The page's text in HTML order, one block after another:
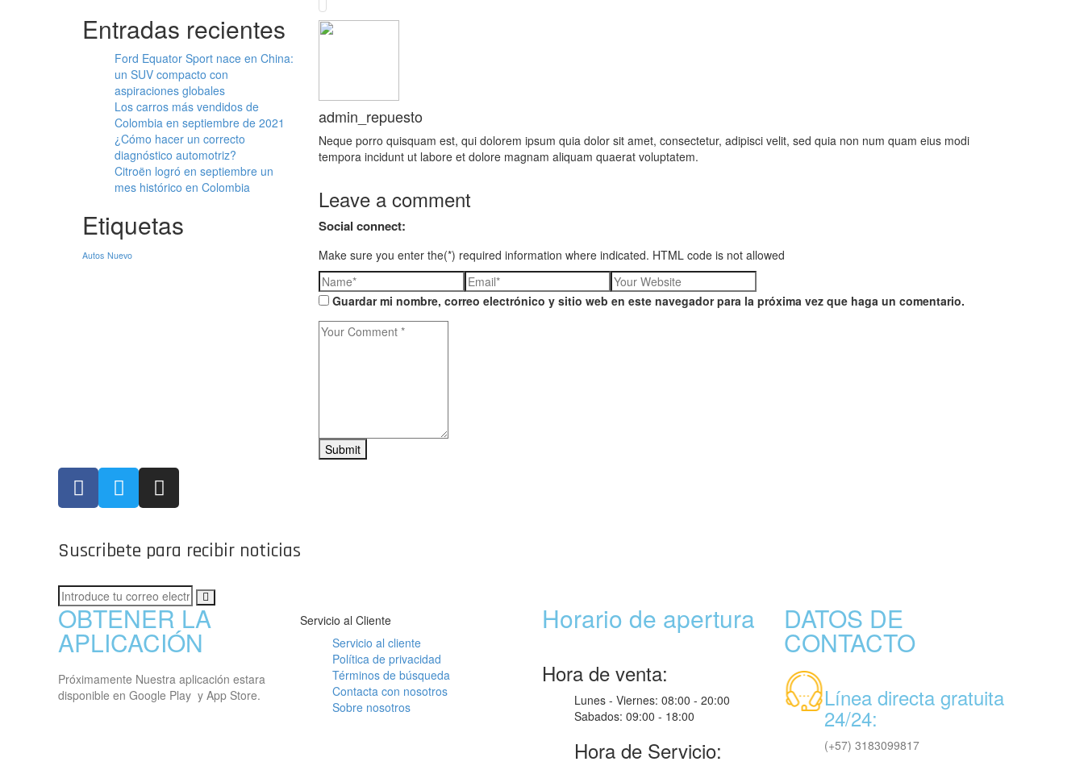
Entradas recientes
Ford Equator Sport nace en China:
un SUV compacto con
aspiraciones globales
Los carros más vendidos de
Colombia en septiembre de 2021
¿Cómo hacer un correcto
diagnóstico automotriz?
Citroën logró en septiembre un
mes histórico en Colombia
Etiquetas
Autos Nuevo
admin_repuesto
Neque porro quisquam est, qui dolorem ipsum quia dolor sit amet, consectetur, adipisci velit, sed quia non num quam eius modi
tempora incidunt ut labore et dolore magnam aliquam quaerat voluptatem.
Leave a comment
Social connect:
Make sure you enter the(*) required information where indicated. HTML code is not allowed
Guardar mi nombre, correo electrónico y sitio web en este navegador para la próxima vez que haga un comentario.
Suscribete para recibir noticias
OBTENER LA
APLICACIÓN
Próximamente Nuestra aplicación estara
disponible en Google Play y App Store.
Servicio al Cliente
Servicio al cliente
Política de privacidad
Términos de búsqueda
Contacta con nosotros
Sobre nosotros
Horario de apertura
Hora de venta:
Lunes - Viernes: 08:00 - 20:00
Sabados: 09:00 - 18:00
Hora de Servicio:
DATOS DE
CONTACTO
Línea directa gratuita
24/24:
(+57) 3183099817